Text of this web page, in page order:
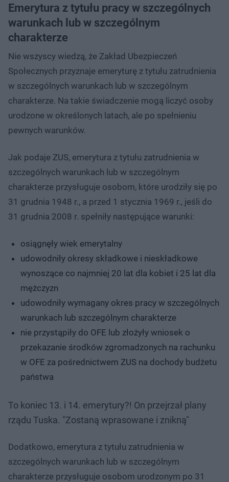
Emerytura z tytułu pracy w szczególnych
warunkach lub w szczególnym
charakterze
Nie wszyscy wiedzą, że Zakład Ubezpieczeń
Społecznych przyznaje emeryturę z tytułu zatrudnienia
w szczególnych warunkach lub w szczególnym
charakterze. Na takie świadczenie mogą liczyć osoby
urodzone w określonych latach, ale po spełnieniu
pewnych warunków.
Jak podaje ZUS, emerytura z tytułu zatrudnienia w
szczególnych warunkach lub w szczególnym
charakterze przysługuje osobom, które urodziły się po
31 grudnia 1948 r., a przed 1 stycznia 1969 r., jeśli do
31 grudnia 2008 r. spełniły następujące warunki:
osiągnęły wiek emerytalny
udowodniły okresy składkowe i nieskładkowe
wynoszące co najmniej 20 lat dla kobiet i 25 lat dla
mężczyzn
udowodniły wymagany okres pracy w szczególnych
warunkach lub szczególnym charakterze
nie przystąpiły do OFE lub złożyły wniosek o
przekazanie środków zgromadzonych na rachunku
w OFE za pośrednictwem ZUS na dochody budżetu
państwa
To koniec 13. i 14. emerytury?! On przejrzał plany
rządu Tuska. "Zostaną wprasowane i znikną"
Dodatkowo, emerytura z tytułu zatrudnienia w
szczególnych warunkach lub w szczególnym
charakterze przysługuje osobom urodzonym po 31